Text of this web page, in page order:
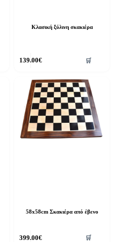
Κλασική ξύλινη σκακιέρα
139.00€ 🛒
58x58cm Σκακιέρα από έβενο
399.00€ 🛒